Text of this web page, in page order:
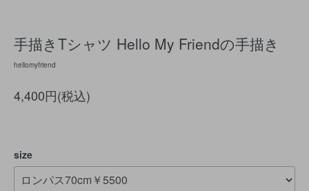
手描きTシャツ Hello My Friendの手描き
hellomyfriend
4,400円(税込)
size